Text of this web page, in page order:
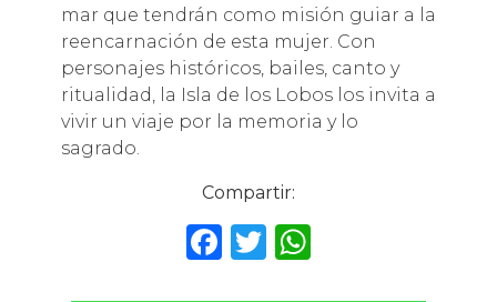
mar que tendrán como misión guiar a la
reencarnación de esta mujer. Con
personajes históricos, bailes, canto y
ritualidad, la Isla de los Lobos los invita a
vivir un viaje por la memoria y lo
sagrado.
Compartir:
F T W